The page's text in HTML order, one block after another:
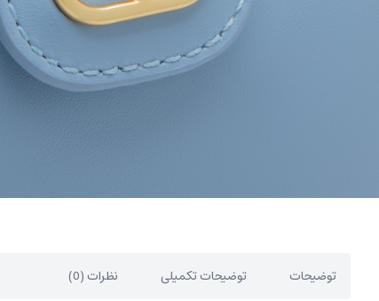
توضیحات توضیحات تکمیلی نظرات (0)